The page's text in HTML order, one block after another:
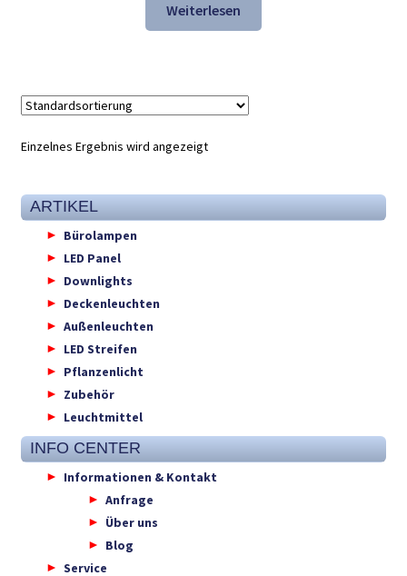
war:
127,99 €
ist:
97,98 €.
Weiterlesen
Einzelnes Ergebnis wird angezeigt
ARTIKEL
Bürolampen
LED Panel
Downlights
Deckenleuchten
Außenleuchten
LED Streifen
Pflanzenlicht
Zubehör
Leuchtmittel
INFO CENTER
Informationen & Kontakt
Anfrage
Über uns
Blog
Service